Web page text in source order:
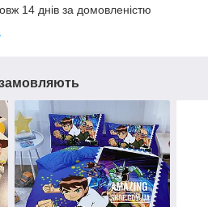
14 днів за домовленістю